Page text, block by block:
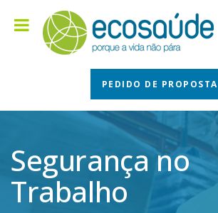
PEDIDO DE PROPOSTA
Segurança no
Trabalho